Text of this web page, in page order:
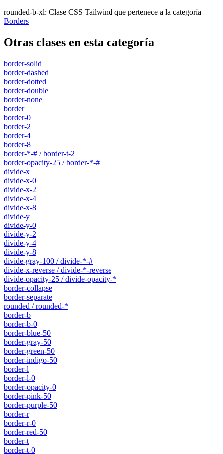
rounded-b-xl: Clase CSS Tailwind que pertenece a la categoría
Borders
Otras clases en esta categoría
border-solid
border-dashed
border-dotted
border-double
border-none
border
border-0
border-2
border-4
border-8
border-*-# / border-t-2
border-opacity-25 / border-*-#
divide-x
divide-x-0
divide-x-2
divide-x-4
divide-x-8
divide-y
divide-y-0
divide-y-2
divide-y-4
divide-y-8
divide-gray-100 / divide-*-#
divide-x-reverse / divide-*-reverse
divide-opacity-25 / divide-opacity-*
border-collapse
border-separate
rounded / rounded-*
border-b
border-b-0
border-blue-50
border-gray-50
border-green-50
border-indigo-50
border-l
border-l-0
border-opacity-0
border-pink-50
border-purple-50
border-r
border-r-0
border-red-50
border-t
border-t-0